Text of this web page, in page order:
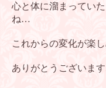
心と体に溜まってい
ね…
これからの変化が楽し
ありがとうございます